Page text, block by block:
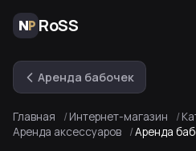
RoSS
Аренда бабочек
Главная Интернет-магазин
Аренда аксессуаров
Аренда